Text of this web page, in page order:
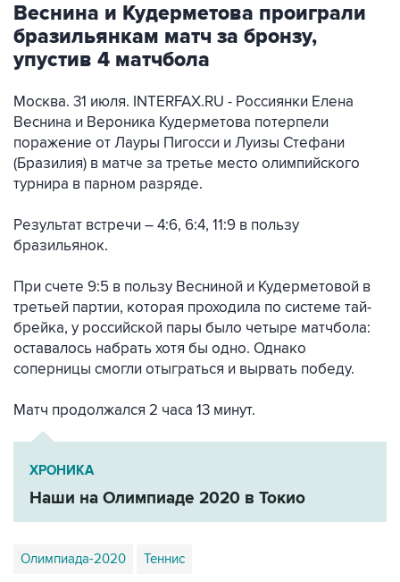
Веснина и Кудерметова проиграли
бразильянкам матч за бронзу,
упустив 4 матчбола
Москва. 31 июля. INTERFAX.RU - Россиянки Елена
Веснина и Вероника Кудерметова потерпели
поражение от Лауры Пигосси и Луизы Стефани
(Бразилия) в матче за третье место олимпийского
турнира в парном разряде.
Результат встречи – 4:6, 6:4, 11:9 в пользу
бразильянок.
При счете 9:5 в пользу Весниной и Кудерметовой в
третьей партии, которая проходила по системе тай-
брейка, у российской пары было четыре матчбола:
оставалось набрать хотя бы одно. Однако
соперницы смогли отыграться и вырвать победу.
Матч продолжался 2 часа 13 минут.
ХРОНИКА
Наши на Олимпиаде 2020 в Токио
Олимпиада-2020 теннис